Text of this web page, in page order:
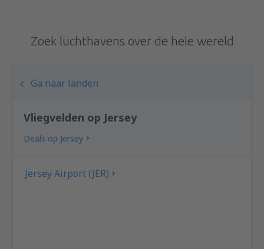
Zoek luchthavens over de hele wereld
Ga naar landen
Vliegvelden op Jersey
Deals op Jersey
Jersey Airport (JER)